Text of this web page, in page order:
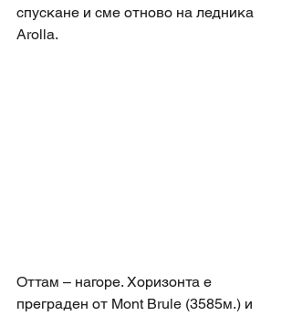
спускане и сме отново на ледника
Arolla.
Оттам – нагоре. Хоризонта е
преграден от Mont Brule (3585м.) и